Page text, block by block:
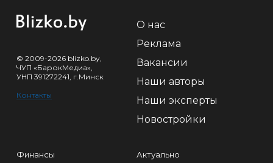
© 2009-2026 blizko.by,
ЧУП «БарокМедиа»,
УНП 391272241, г.Минск
Контакты
О нас
Реклама
Вакансии
Наши авторы
Наши эксперты
Новостройки
Финансы Актуально